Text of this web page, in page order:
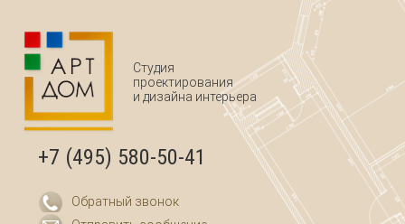
Студия
проектирования
и дизайна интерьера
+7 (495) 580-50-41
Обратный звонок